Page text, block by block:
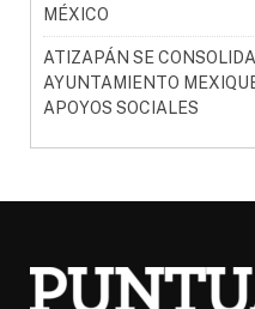
MÉXICO
ATIZAPÁN SE
AYUNTAMIENTO
APOYOS SOCIALES